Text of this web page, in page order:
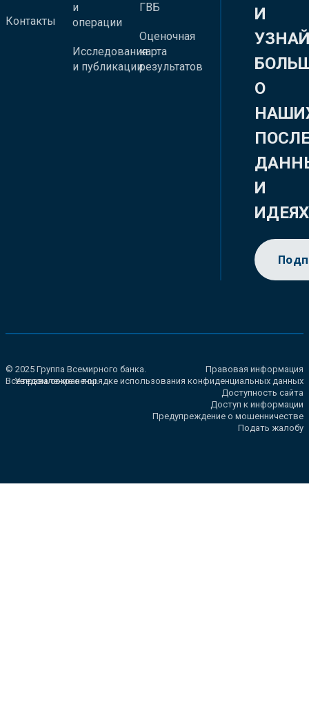
Контакты
и
операции
Исследования
и публикации
ГВБ
Оценочная
карта
результатов
И
О
И
ИДЕЯХ
© 2025 Группа Всемирного банка.
Все права сохранены.
Правовая информация
Уведомление о порядке использования конфиденциальных данных
Доступность сайта
Доступ к информации
Предупреждение о мошенничестве
Подать жалобу